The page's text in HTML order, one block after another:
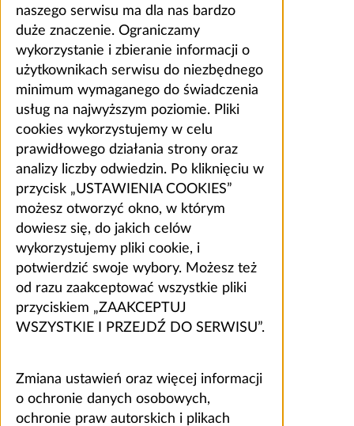
naszego serwisu ma dla nas bardzo
duże znaczenie. Ograniczamy
wykorzystanie i zbieranie informacji o
użytkownikach serwisu do niezbędnego
minimum wymaganego do świadczenia
usług na najwyższym poziomie. Pliki
cookies wykorzystujemy w celu
prawidłowego działania strony oraz
analizy liczby odwiedzin. Po kliknięciu w
przycisk „USTAWIENIA COOKIES”
możesz otworzyć okno, w którym
dowiesz się, do jakich celów
wykorzystujemy pliki cookie, i
potwierdzić swoje wybory. Możesz też
od razu zaakceptować wszystkie pliki
przyciskiem „ZAAKCEPTUJ
WSZYSTKIE I PRZEJDŹ DO SERWISU”.
Zmiana ustawień oraz więcej informacji
o ochronie danych osobowych,
ochronie praw autorskich i plikach